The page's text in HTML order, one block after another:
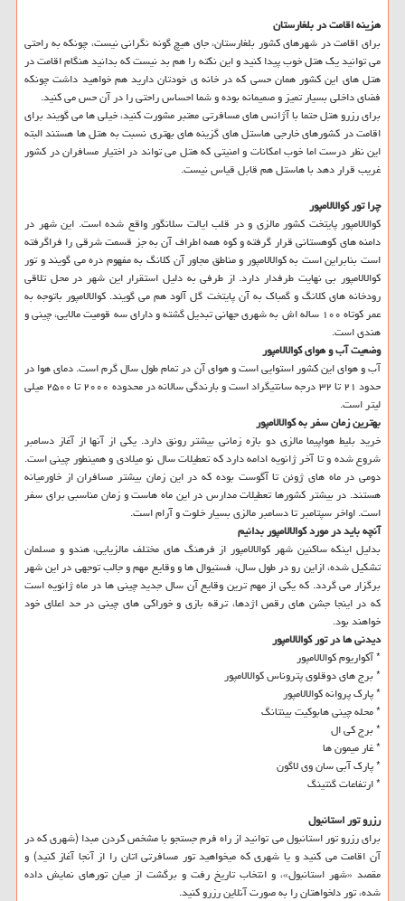
هزینه اقامت در بلغارستان
برای اقامت در شهرهای كشور بلغارستان، جای هیچ گونه نگرانی نیست، چونكه به راحتی
می توانید یك هتل خوب پیدا كنید و این نكته را هم بد نیست كه بدانید هنگام اقامت در
هتل های این كشور همان حسی كه در خانه ی خودتان دارید هم خواهید داشت چونكه
فضای داخلی بسیار تمیز و صمیمانه بوده و شما احساس راحتی را در آن حس می كنید.
برای رزرو هتل حتما با آژانس های مسافرتی معتبر مشورت كنید، خیلی ها می گویند برای
اقامت در كشورهای خارجی هاستل های گزینه های بهتری نسبت به هتل ها هستند البته
این نظر درست اما خوب امكانات و امنیتی كه هتل می تواند در اختیار مسافران در كشور
غریب قرار دهد با هاستل هم قابل قیاس نیست.
چرا تور كوالالامپور
كوالالامپور پایتخت كشور مالزی و در قلب ایالت سلانگور واقع شده است. این شهر در
دامنه های كوهستانی قرار گرفته و كوه همه اطراف آن به جز قسمت شرقی را فراگرفته
است بنابراین است به كوالالامپور و مناطق مجاور آن كلانگ به مفهوم دره می گویند و تور
كوالالامپور بی نهایت طرفدار دارد. از طرفی به دلیل استقرار این شهر در محل تلاقی
رودخانه های كلانگ و گمباك به آن پایتخت گل آلود هم می گویند. كوالالامپور باتوجه به
عمر كوتاه ۱۰۰ ساله اش به شهری جهانی تبدیل گشته و دارای سه قومیت مالایی، چینی و
هندی است.
وضعیت آب و هوای كوالالامپور
آب و هوای این كشور استوایی است و هوای آن در تمام طول سال گرم است. دمای هوا در
حدود ۲۱ تا ۳۲ درجه سانتیگراد است و بارندگی سالانه در محدوده ۲۰۰۰ تا ۲۵۰۰ میلی
لیتر است.
بهترین زمان سفر به كوالالامپور
خرید بلیط هواپیما مالزی دو بازه زمانی بیشتر رونق دارد. یكی از آنها از آغاز دسامبر
شروع شده و تا آخر ژانویه ادامه دارد كه تعطیلات سال نو میلادی و همینطور چینی است.
دومی در ماه های ژوئن تا آگوست بوده كه در این زمان بیشتر مسافران از خاورمیانه
هستند. در بیشتر كشورها تعطیلات مدارس در این ماه هاست و زمان مناسبی برای سفر
است. اواخر سپتامبر تا دسامبر مالزی بسیار خلوت و آرام است.
آنچه باید در مورد كوالالامپور بدانیم
بدلیل اینكه ساكنین شهر كوالالامپور از فرهنگ های مختلف مالزیایی، هندو و مسلمان
تشكیل شده، ازاین رو در طول سال، فستیوال ها و وقایع مهم و جالب توجهی در این شهر
برگزار می گردد. كه یكی از مهم ترین وقایع آن سال جدید چینی ها در ماه ژانویه است
كه در اینجا جشن های رقص اژدها، ترقه بازی و خوراكی های چینی در حد اعلای خود
خواهند بود.
دیدنی ها در تور كوالالامپور
* آكواریوم كوالالامپور
* برج های دوقلوی پتروناس كوالالامپور
* پارك پروانه كوالالامپور
* محله چینی هابوكیت بینتانگ
* برج كی ال
* غار میمون ها
* پارك آبی سان وی لاگون
* ارتفاعات گنتینگ
رزرو تور استانبول
برای رزرو تور استانبول می توانید از راه فرم جستجو با مشخص كردن مبدا (شهری كه در
آن اقامت می كنید و یا شهری كه میخواهید تور مسافرتی اتان را از آنجا آغاز كنید) و
مقصد «شهر استانبول»، و انتخاب تاریخ رفت و برگشت از میان تورهای نمایش داده
شده، تور دلخواهتان را به صورت آنلاین رزرو كنید.